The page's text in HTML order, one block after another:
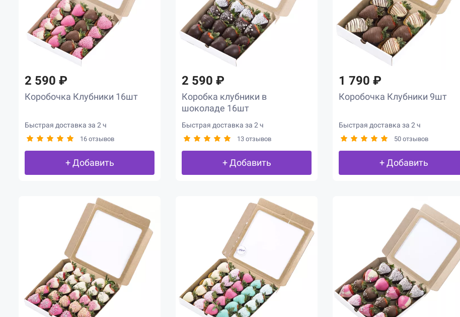
2 590 ₽
Коробочка Клубники 16шт
Быстрая доставка за 2 ч
16 отзывов
+ Добавить
2 590 ₽
Коробка клубники в
шоколаде 16шт
Быстрая доставка за 2 ч
13 отзывов
+ Добавить
1 790 ₽
Коробочка Клубники 9шт
Быстрая доставка за 2 ч
50 отзывов
+ Добавить